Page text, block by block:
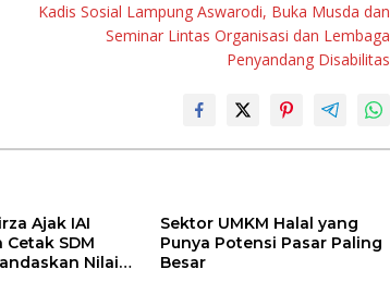
Kadis Sosial Lampung Aswarodi, Buka Musda dan
Seminar Lintas Organisasi dan Lembaga
Penyandang Disabilitas
Ajak IAI
SDM
Nilai
Sektor UMKM Halal yang
Punya Potensi Pasar Paling
Besar